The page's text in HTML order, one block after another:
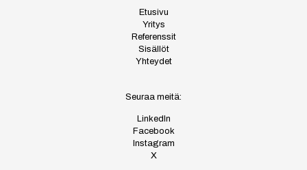
Etusivu
Yritys
Referenssit
Sisällöt
Yhteydet
Seuraa meitä:
LinkedIn
Facebook
Instagram
X